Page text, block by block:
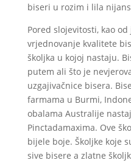
biseri u rozim i lila
Pored slojevitosti, kao
vrjednovanje kvalitete
školjka u kojoj nastaju.
putem ali što je
uzgajivačnice bisera.
farmama u Burmi,
obalama Australije
Pinctadamaxima. Ove
bijele boje. Školjke koje
sive bisere a zlatne